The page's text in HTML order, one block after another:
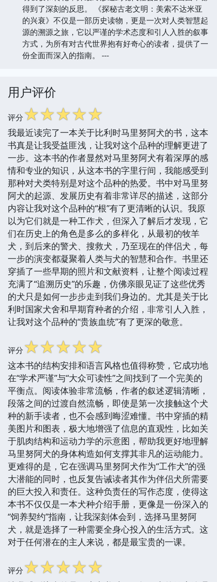
得到了深刻的反思。 《探秘古老文明：美索不达米亚
的兴衰》不仅是一部历史读物，更是一次对人类智慧起
源的溯源之旅，它以严谨的学术态度和引人入胜的叙事
方式，为所有对古代世界抱有好奇心的读者，提供了一
份全面而深入的指南。 ---
用户评价
评分☆☆☆☆☆
我最近读完了一本关于比利时马里努阿犬的书，这本
书真是让我受益匪浅，让我对这个品种的理解更进了
一步。这本书的作者显然对马里努阿犬有着深厚的感
情和专业的知识，从这本书的字里行间，我能感受到
那种对犬类特别是对这个品种的热爱。书中对马里努
阿犬的起源、发展历史有着非常详尽的描述，这部分
内容让我对这个品种的“根”有了更清晰的认识。我原
以为它们就是一种工作犬，但深入了解后才发现，它
们在历史上的角色是多么的多样化，从最初的牧羊
犬，到后来的警犬、搜救犬，乃至现在的伴侣犬，每
一步的演变都凝聚着人类与犬的智慧和合作。书里还
穿插了一些早期的照片和文献资料，让整个阅读过程
充满了“追溯历史”的乐趣，仿佛亲眼见证了这些优秀
的犬只是如何一步步走到我们身边的。尤其是关于比
利时国家犬舍和早期育种者的介绍，非常引人入胜，
让我对这个品种的“贵族血统”有了更深的敬意。
评分☆☆☆☆☆
这本书的结构安排和语言风格也值得称赞，它成功地
在“学术严谨”与“大众可读性”之间找到了一个完美的
平衡点。阅读体验非常流畅，作者的叙述逻辑清晰，
段落之间的过渡自然流畅，即使是第一次接触这个犬
种的新手读者，也不会感到晦涩难懂。书中穿插的精
美图片和图表，极大地增强了信息的直观性，比如关
于肌肉结构和运动力学的示意图，帮助我更好地理解
马里努阿犬的身体构造如何支撑其非凡的运动能力。
更难得的是，它在强调马里努阿犬作为“工作犬”的强
大潜能的同时，也反复告诫读者其作为伴侣犬所需要
的巨大投入和责任。这种负责任的写作态度，使得这
本书不仅仅是一本犬种介绍手册，更像是一份深入的
“饲养契约”指南，让我深刻体会到，选择马里努阿
犬，就是选择了一种需要全身心投入的生活方式。这
对于任何潜在的主人来说，都是最宝贵的一课。
评分☆☆☆☆☆